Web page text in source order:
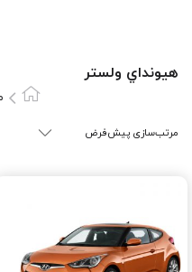
هيونداي ولستر